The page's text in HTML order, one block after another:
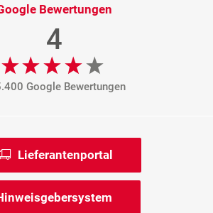
Bewertungen
4
Google Bewertungen
Lieferantenportal